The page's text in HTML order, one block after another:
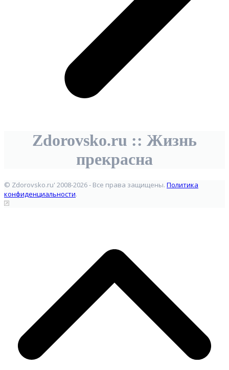
Zdorovsko.ru :: Жизнь
прекрасна
© Zdorovsko.ru' 2008-2026 - Все права защищены. Политика
конфиденциальности.